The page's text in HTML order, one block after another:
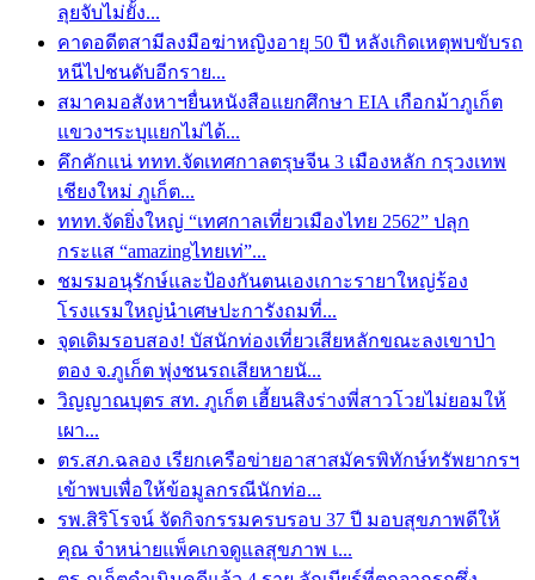
ลุยจับไม่ยั้ง...
คาดอดีตสามีลงมือฆ่าหญิงอายุ 50 ปี หลังเกิดเหตุพบขับรถ
หนีไปชนดับอีกราย...
สมาคมอสังหาฯยื่นหนังสือแยกศึกษา EIA เกือกม้าภูเก็ต
แขวงฯระบุแยกไม่ได้...
คึกคักแน่ ททท.จัดเทศกาลตรุษจีน 3 เมืองหลัก กรุวงเทพ
เชียงใหม่ ภูเก็ต...
ททท.จัดยิ่งใหญ่ “เทศกาลเที่ยวเมืองไทย 2562” ปลุก
กระแส “amazingไทยเท่”...
ชมรมอนุรักษ์และป้องกันตนเองเกาะรายาใหญ่ร้อง
โรงแรมใหญ่นำเศษปะการังถมที่...
จุดเดิมรอบสอง! บัสนักท่องเที่ยวเสียหลักขณะลงเขาป่า
ตอง จ.ภูเก็ต พุ่งชนรถเสียหายนั...
วิญญาณบุตร สท. ภูเก็ต เฮี้ยนสิงร่างพี่สาวโวยไม่ยอมให้
เผา...
ตร.สภ.ฉลอง เรียกเครือข่ายอาสาสมัครพิทักษ์ทรัพยากรฯ
เข้าพบเพื่อให้ข้อมูลกรณีนักท่อ...
รพ.สิริโรจน์ จัดกิจกรรมครบรอบ 37 ปี มอบสุขภาพดีให้
คุณ จำหน่ายแพ็คเกจดูแลสุขภาพ เ...